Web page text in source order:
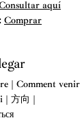
aquí
Comprar
| Comment
| 方向 |